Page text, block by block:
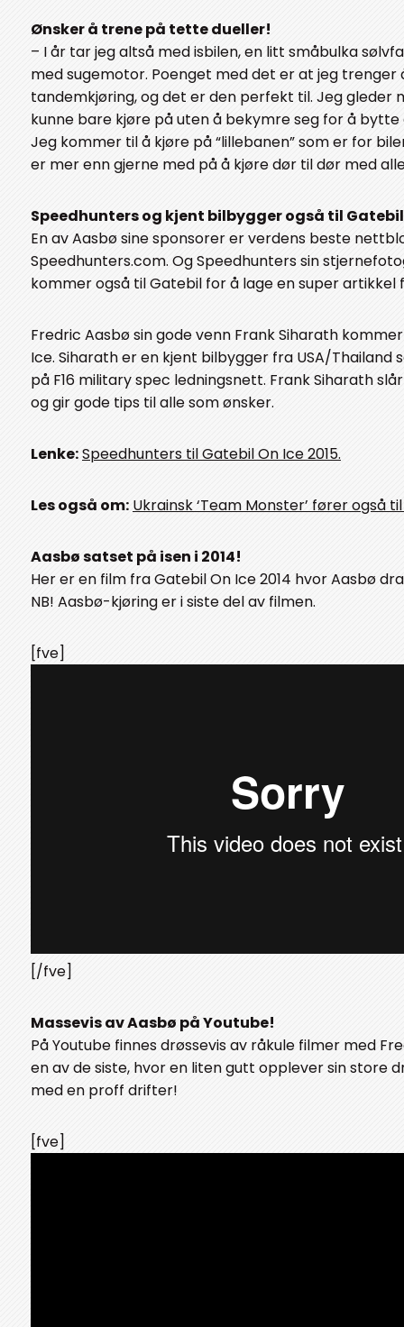
Ønsker å trene på tette dueller!
– I år tar jeg altså med isbilen, en litt småbulka
med sugemotor. Poenget med det er at jeg trenger
tandemkjøring, og det er den perfekt til. Jeg gleder
kunne bare kjøre på uten å bekymre seg for å bytte
Jeg kommer til å kjøre på “lillebanen” som er for
er mer enn gjerne med på å kjøre dør til dør med
Speedhunters og kjent bilbygger også til
En av Aasbø sine sponsorer er verdens beste
Speedhunters.com. Og Speedhunters sin
kommer også til Gatebil for å lage en super artikkel
Fredric Aasbø sin gode venn Frank Siharath
Ice. Siharath er en kjent bilbygger fra USA/Thailand
på F16 military spec ledningsnett. Frank Siharath
og gir gode tips til alle som ønsker.
Lenke:Speedhunters til Gatebil On Ice 2015.
Les også om: Ukrainsk ‘Team Monster’ fører også
Aasbø satset på isen i 2014!
Her er en film fra Gatebil On Ice 2014 hvor Aasbø
NB! Aasbø-kjøring er i siste del av filmen.
[fve]
[/fve]
Massevis av Aasbø på Youtube!
På Youtube finnes drøssevis av råkule filmer med
en av de siste, hvor en liten gutt opplever sin store
med en proff drifter!
[fve]